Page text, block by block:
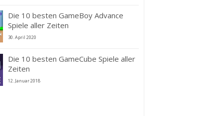
Die 10 besten GameBoy Advance
Spiele aller Zeiten
30. April 2020
Die 10 besten GameCube Spiele aller
Zeiten
12. Januar 2018